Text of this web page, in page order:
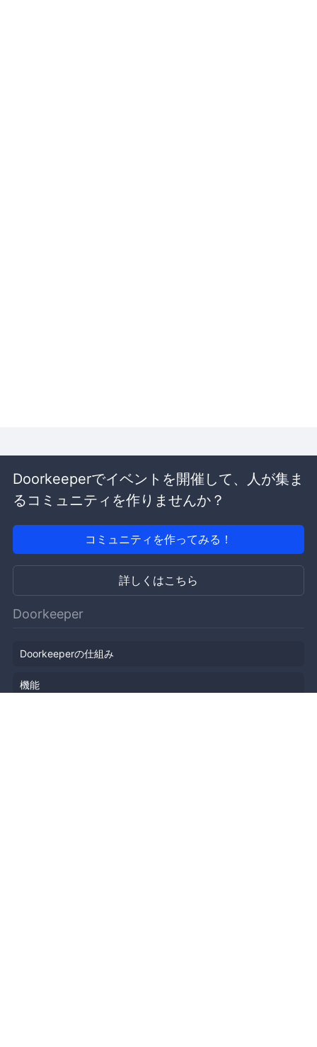
Doorkeeperでイベントを開催して、人が集ま
るコミュニティを作りませんか？
コミュニティを作ってみる！
詳しくはこちら
Doorkeeper
Doorkeeperの仕組み
機能